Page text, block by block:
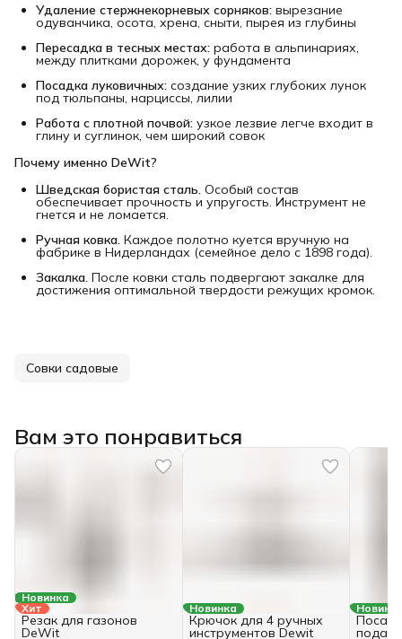
Удаление стержнекорневых сорняков: вырезание
одуванчика, осота, хрена, сныти, пырея из глубины
Пересадка в тесных местах: работа в альпинариях,
между плитками дорожек, у фундамента
Посадка луковичных: создание узких глубоких лунок
под тюльпаны, нарциссы, лилии
Работа с плотной почвой: узкое лезвие легче входит в
глину и суглинок, чем широкий совок
Почему именно DeWit?
Шведская бористая сталь. Особый состав
обеспечивает прочность и упругость. Инструмент не
гнется и не ломается.
Ручная ковка. Каждое полотно куется вручную на
фабрике в Нидерландах (семейное дело с 1898 года).
Закалка. После ковки сталь подвергают закалке для
достижения оптимальной твердости режущих кромок.
Совки садовые
Вам это понравиться
Новинка
Хит
Резак для газонов
DeWit
Новинка
Крючок для 4 ручных
инструментов Dewit